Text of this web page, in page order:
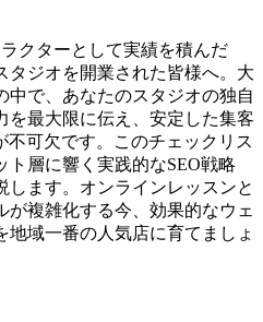
クターとして実績を積んだ
タジオを開業された皆様へ。大
中で、あなたのスタジオの独自
を最大限に伝え、安定した集客
不可欠です。このチェックリス
ト層に響く実践的なSEO戦略
します。オンラインレッスンと
複雑化する今、効果的なウェ
地域一番の人気店に育てましょ